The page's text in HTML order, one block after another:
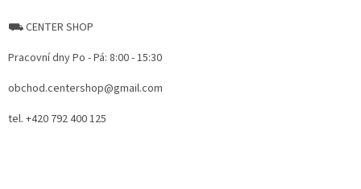
⛟ CENTER SHOP
Pracovní dny Po - Pá: 8:00 - 15:30
obchod.centershop@gmail.com
tel. +420 792 400 125